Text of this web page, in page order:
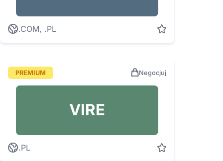
.COM, .PL
PREMIUM Negocjuj
VIRE
.PL